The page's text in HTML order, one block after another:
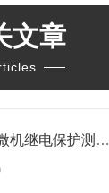
文章
KJ660型三相微机继电保护测试仪技术参数